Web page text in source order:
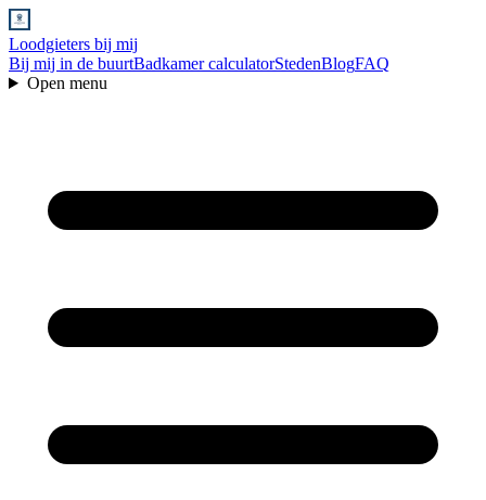
Loodgieters bij mij
Bij mij in de buurtBadkamer calculatorStedenBlogFAQ
Open menu